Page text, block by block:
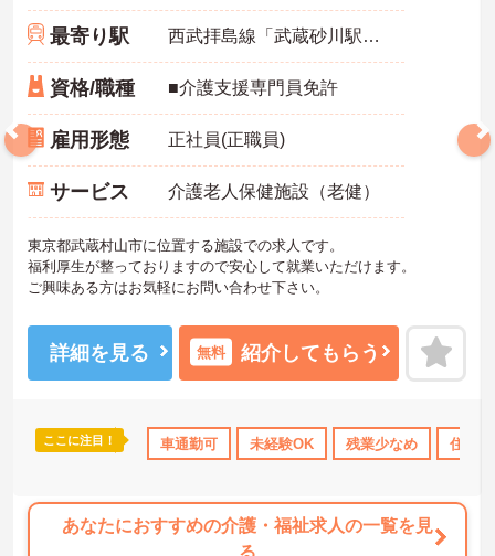
日勤のみ 高収入 社会保険完備 交通費支給 退職金制度
最寄り駅 西武拝島線「武蔵砂川駅」バス・車11分
資格/職種 ■介護支援専門員免許
雇用形態 正社員(正職員)
サービス 介護老人保健施設（老健）
東京都武蔵村山市に位置する施設での求人です。
福利厚生が整っておりますので安心して就業いただけます。
ご興味ある方はお気軽にお問い合わせ下さい。
詳細を見る 無料 紹介してもらう
ここに注目！ 車通勤可 未経験OK 残業少なめ 住宅
あなたにおすすめの介護・福祉求人の一覧を見
る